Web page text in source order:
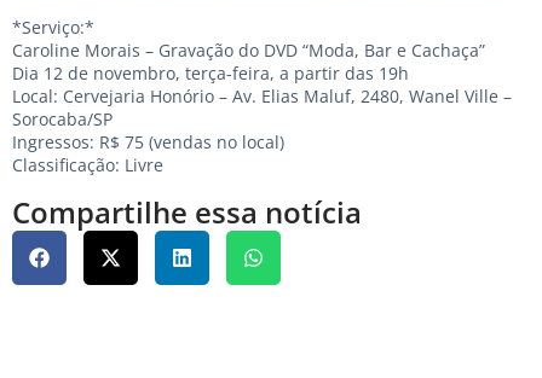
*Serviço:*
Caroline Morais – Gravação do DVD “Moda, Bar e Cachaça”
Dia 12 de novembro, terça-feira, a partir das 19h
Local: Cervejaria Honório – Av. Elias Maluf, 2480, Wanel Ville –
Sorocaba/SP
Ingressos: R$ 75 (vendas no local)
Classificação: Livre
Compartilhe essa notícia